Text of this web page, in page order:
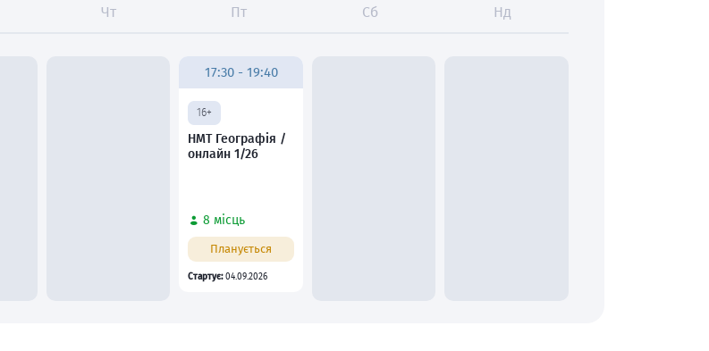
Чт Пт Сб Нд
17:30 - 19:40
16+
НМТ Географія /
онлайн 1/26
8 місць
Планується
Стартує:04.09.2026